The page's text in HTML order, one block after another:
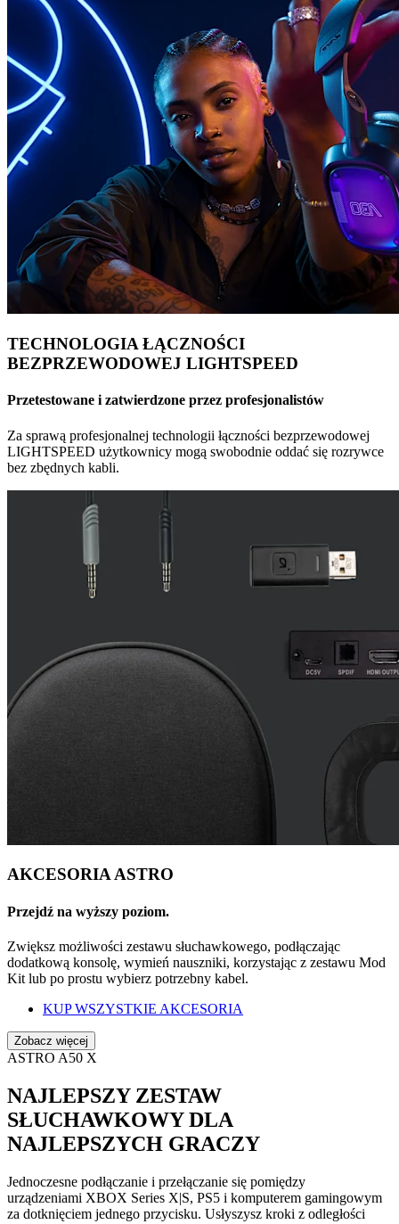
TECHNOLOGIA ŁĄCZNOŚCI
BEZPRZEWODOWEJ LIGHTSPEED
Przetestowane i zatwierdzone przez profesjonalistów
Za sprawą profesjonalnej technologii łączności bezprzewodowej
LIGHTSPEED użytkownicy mogą swobodnie oddać się rozrywce
bez zbędnych kabli.
AKCESORIA ASTRO
Przejdź na wyższy poziom.
Zwiększ możliwości zestawu słuchawkowego, podłączając
dodatkową konsolę, wymień nauszniki, korzystając z zestawu Mod
Kit lub po prostu wybierz potrzebny kabel.
KUP WSZYSTKIE AKCESORIA
Zobacz więcej
ASTRO A50 X
NAJLEPSZY ZESTAW
SŁUCHAWKOWY DLA
NAJLEPSZYCH GRACZY
Jednoczesne podłączanie i przełączanie się pomiędzy
urządzeniami XBOX Series X|S, PS5 i komputerem gamingowym
za dotknięciem jednego przycisku. Usłyszysz kroki z odległości